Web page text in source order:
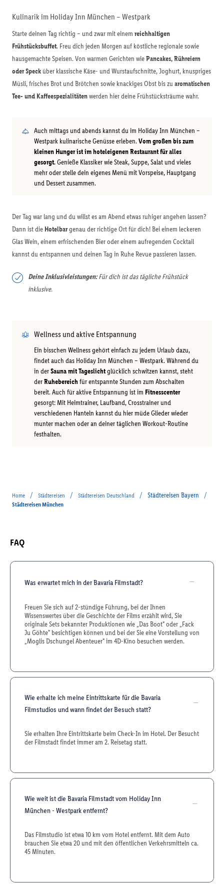
Kulinarik im Holiday Inn München – Westpark
Starte deinen Tag richtig – und zwar mit einem reichhaltigen
Frühstücksbuffet. Freu dich jeden Morgen auf köstliche regionale sowie
hausgemachte Speisen. Von warmen Gerichten wiePancakes, Rühreiern
oder Speck über klassische Käse- und Wurstaufschnitte, Joghurt, knuspriges
Müsli, frisches Brot und Brötchen sowie knackiges Obst bis zuaromatischen
Tee- und Kaffeespezialitätenwerden hier deine Frühstücksträume wahr.
Auch mittags und abends kannst du im Holiday Inn München –
Westpark kulinarische Genüsse erleben.Vom großen bis zum
kleinen Hunger ist im hoteleigenen Restaurant für alles
gesorgt.Genieße Klassiker wie Steak, Suppe, Salat und vieles
mehr oder stelle dein eigenes Menü mit Vorspeise, Hauptgang
und Dessert zusammen.
Der Tag war lang und du willst es am Abend etwas ruhiger angehen lassen?
Dann ist die Hotelbargenau der richtige Ort für dich! Bei einem leckeren
Glas Wein, einem erfrischenden Bier oder einem aufregenden Cocktail
kannst du entspannen und deinen Tag in Ruhe Revue passieren lassen.
Deine Inklusivleistungen:Für dich ist das tägliche Frühstück
inklusive.
Wellness und aktive Entspannung
Ein bisschen Wellness gehört einfach zu jedem Urlaub dazu,
findet auch das Holiday Inn München – Westpark. Während du
in derSauna mit Tageslichtglücklich schwitzen kannst, steht
derRuhebereichfür entspannte Stunden zum Abschalten
bereit. Auch für aktive Entspannung ist im Fitnesscenter
gesorgt: Mit Heimtrainer, Laufband, Crosstrainer und
verschiedenen Hanteln kannst du hier müde Glieder wieder
munter machen oder an deiner täglichen Workout-Routine
festhalten.
Home / Städtereisen / Städtereisen Deutschland / Städtereisen Bayern /
Städtereisen München
FAQ
Was erwartet mich in der Bavaria Filmstadt?
Freuen Sie sich auf 2-stündige Führung, bei der Ihnen
Wissenswertes über die Geschichte der Films erzählt wird, Sie
originale Sets bekannter Produktionen wie „Das Boot" oder „Fack
Ju Göhte" besichtigen können und bei der Sie eine Vorstellung von
„Moglis Dschungel Abenteuer" im 4D-Kino besuchen werden.
Wie erhalte ich meine Eintrittskarte für die Bavaria
Filmstudios und wann findet der Besuch statt?
Sie erhalten Ihre Eintrittskarte beim Check-In im Hotel. Der Besucht
der Filmstadt findet immer am 2. Reisetag statt.
Wie weit ist die Bavaria Filmstadt vom Holiday Inn
München - Westpark entfernt?
Das Filmstudio ist etwa 10 km vom Hotel entfernt. Mit dem Auto
brauchen Sie etwa 20 und mit den öffentlichen Verkehrsmitteln ca.
45 Minuten.